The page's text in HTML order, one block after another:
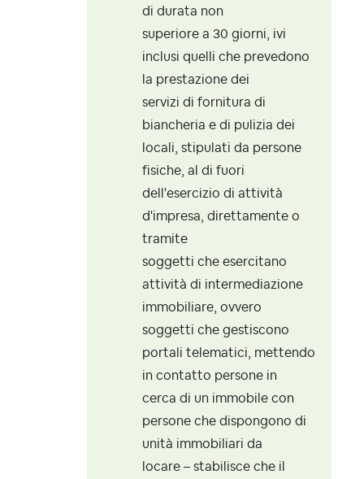
di durata non
superiore a 30 giorni, ivi
inclusi quelli che prevedono
la prestazione dei
servizi di fornitura di
biancheria e di pulizia dei
locali, stipulati da persone
fisiche, al di fuori
dell'esercizio di attività
d'impresa, direttamente o
tramite
soggetti che esercitano
attività di intermediazione
immobiliare, ovvero
soggetti che gestiscono
portali telematici, mettendo
in contatto persone in
cerca di un immobile con
persone che dispongono di
unità immobiliari da
locare – stabilisce che il